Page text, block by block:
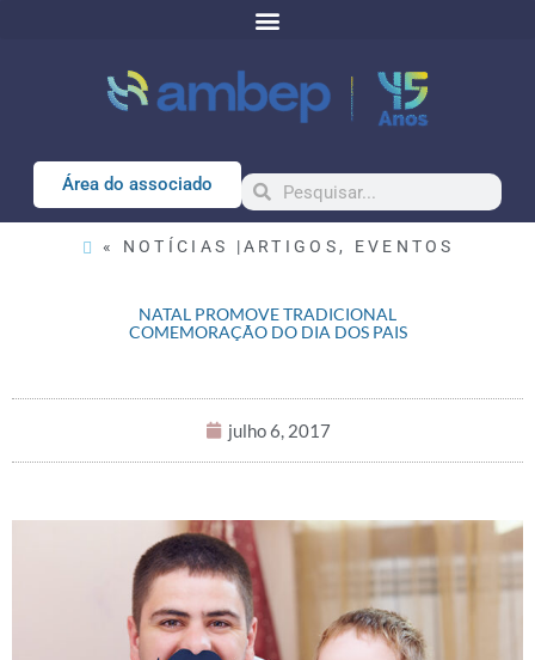
Área do associado
« NOTÍCIAS |ARTIGOS , EVENTOS
NATAL PROMOVE TRADICIONAL
COMEMORAÇÃO DO DIA DOS PAIS
julho 6, 2017